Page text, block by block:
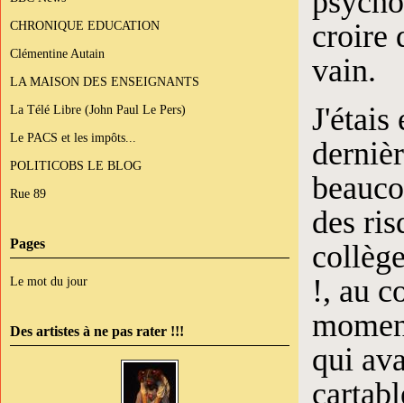
CHRONIQUE EDUCATION
Clémentine Autain
LA MAISON DES ENSEIGNANTS
La Télé Libre (John Paul Le Pers)
Le PACS et les impôts...
POLITICOBS LE BLOG
Rue 89
Pages
Le mot du jour
Des artistes à ne pas rater !!!
croire
vain.
J'étais
des
!, au
qui